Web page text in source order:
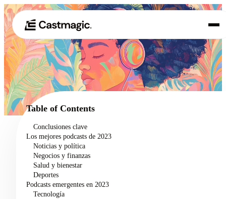
01 Producto
02 Casos de uso
Precios
Acerca de nosotros
Table of Contents
Conclusiones clave
Los mejores podcasts de 2023
Noticias y política
Negocios y finanzas
Salud y bienestar
Deportes
Podcasts emergentes en 2023
Tecnología